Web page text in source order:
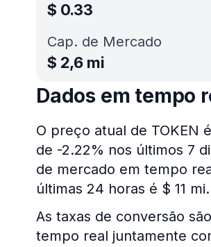
$ 0.33
Cap. de Mercado
$ 2,6 mi
Dados em tempo
O preço atual de TOKEN
de -2.22% nos últimos 7
de mercado em tempo
últimas 24 horas é $ 11 mi.
As taxas de conversão
tempo real juntamente